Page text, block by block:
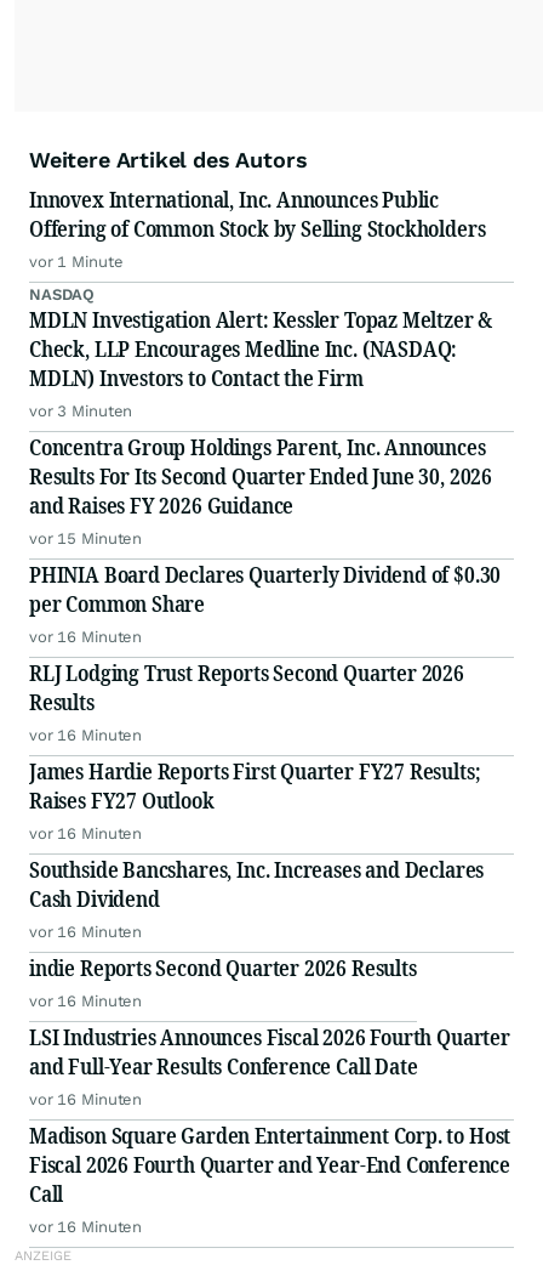
Weitere Artikel des Autors
Innovex International, Inc. Announces Public
Offering of Common Stock by Selling Stockholders
vor 1 Minute
NASDAQ
MDLN Investigation Alert: Kessler Topaz Meltzer &
Check, LLP Encourages Medline Inc. (NASDAQ:
MDLN) Investors to Contact the Firm
vor 3 Minuten
Concentra Group Holdings Parent, Inc. Announces
Results For Its Second Quarter Ended June 30, 2026
and Raises FY 2026 Guidance
vor 15 Minuten
PHINIA Board Declares Quarterly Dividend of $0.30
per Common Share
vor 16 Minuten
RLJ Lodging Trust Reports Second Quarter 2026
Results
vor 16 Minuten
James Hardie Reports First Quarter FY27 Results;
Raises FY27 Outlook
vor 16 Minuten
Southside Bancshares, Inc. Increases and Declares
Cash Dividend
vor 16 Minuten
indie Reports Second Quarter 2026 Results
vor 16 Minuten
LSI Industries Announces Fiscal 2026 Fourth Quarter
and Full-Year Results Conference Call Date
vor 16 Minuten
Madison Square Garden Entertainment Corp. to Host
Fiscal 2026 Fourth Quarter and Year-End Conference
Call
vor 16 Minuten